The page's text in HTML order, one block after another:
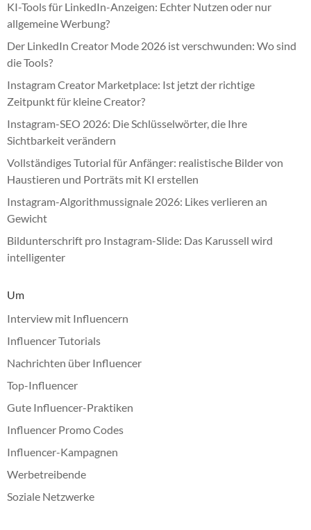
KI-Tools für LinkedIn-Anzeigen: Echter Nutzen oder nur
allgemeine Werbung?
Der LinkedIn Creator Mode 2026 ist verschwunden: Wo sind
die Tools?
Instagram Creator Marketplace: Ist jetzt der richtige
Zeitpunkt für kleine Creator?
Instagram-SEO 2026: Die Schlüsselwörter, die Ihre
Sichtbarkeit verändern
Vollständiges Tutorial für Anfänger: realistische Bilder von
Haustieren und Porträts mit KI erstellen
Instagram-Algorithmussignale 2026: Likes verlieren an
Gewicht
Bildunterschrift pro Instagram-Slide: Das Karussell wird
intelligenter
Um
Interview mit Influencern
Influencer Tutorials
Nachrichten über Influencer
Top-Influencer
Gute Influencer-Praktiken
Influencer Promo Codes
Influencer-Kampagnen
Werbetreibende
Soziale Netzwerke